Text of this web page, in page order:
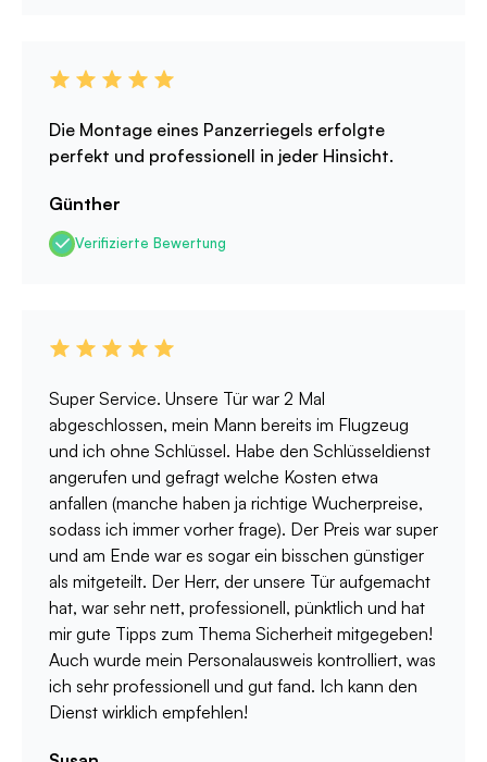
Die Montage eines Panzerriegels erfolgte
perfekt und professionell in jeder Hinsicht.
Günther
Verifizierte Bewertung
Super Service. Unsere Tür war 2 Mal
abgeschlossen, mein Mann bereits im Flugzeug
und ich ohne Schlüssel. Habe den Schlüsseldienst
angerufen und gefragt welche Kosten etwa
anfallen (manche haben ja richtige Wucherpreise,
sodass ich immer vorher frage). Der Preis war super
und am Ende war es sogar ein bisschen günstiger
als mitgeteilt. Der Herr, der unsere Tür aufgemacht
hat, war sehr nett, professionell, pünktlich und hat
mir gute Tipps zum Thema Sicherheit mitgegeben!
Auch wurde mein Personalausweis kontrolliert, was
ich sehr professionell und gut fand. Ich kann den
Dienst wirklich empfehlen!